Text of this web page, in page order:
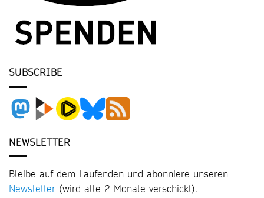
SUBSCRIBE
NEWSLETTER
Bleibe auf dem Laufenden und abonniere unseren
Newsletter (wird alle 2 Monate verschickt).